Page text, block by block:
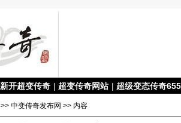
新开超变传奇 | 超变传奇网站 | 超级变态传奇
>> 中变传奇发布网 >> 内容